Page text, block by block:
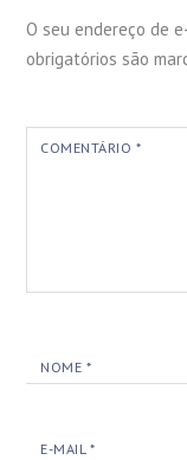
O seu endereço de
obrigatórios são
COMENTÁRIO *
NOME *
E-MAIL *